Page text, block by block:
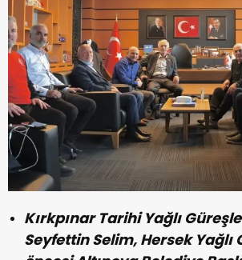
Kırkpınar Tarihi Yağlı
Seyfettin Selim, Hersek Yağlı